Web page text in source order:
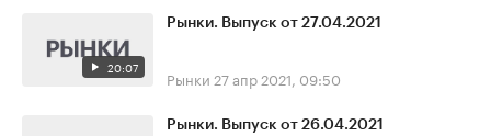
20:07
Рынки. Выпуск от 27.04.2021
Рынки 27 апр 2021, 09:50
Рынки. Выпуск от 26.04.2021